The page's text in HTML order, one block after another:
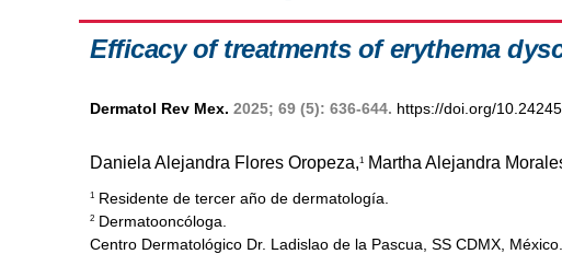
Efficacy of treatments of erythema
Dermatol Rev Mex. 2025; 69 (5): 636-644. https://doi.org/
Daniela Alejandra Flores Oropeza,1 Martha Alejandra
1 Residente de tercer año de dermatología.
2 Dermatooncóloga.
Centro Dermatológico Dr. Ladislao de la Pascua, SS CDMX, México.